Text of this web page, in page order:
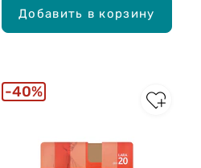
Добавить в корзину
40%